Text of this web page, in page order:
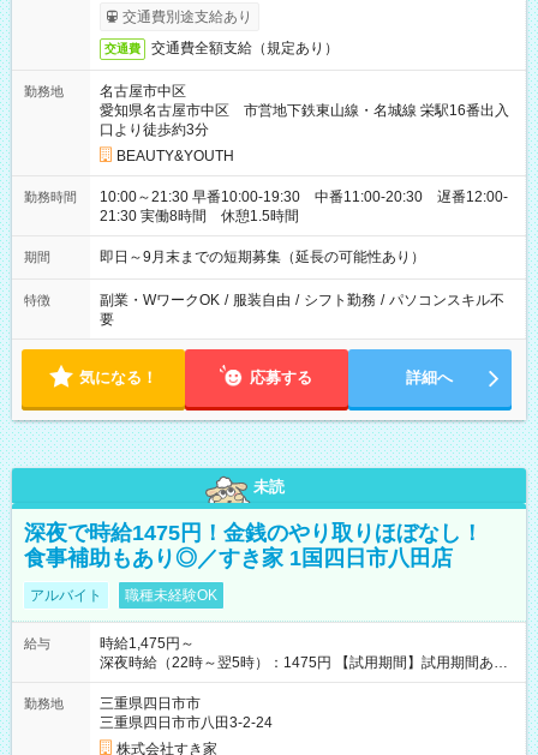
あり）交通費別途支給あり
交通費 交通費全額支給（規定あり）
勤務地
名古屋市中区
愛知県名古屋市中区 市営地下鉄東山線・名城線 栄駅16番出入
口より徒歩約3分
BEAUTY&YOUTH
勤務時間
10:00～21:30 早番10:00-19:30 中番11:00-20:30 遅番12:00-
21:30 実働8時間 休憩1.5時間
期間 即日～9月末までの短期募集（延長の可能性あり）
特徴 副業・WワークOK / 服装自由 / シフト勤務 / パソコンスキル不
要
気になる！ 応募する 詳細へ
未読
深夜で時給1475円！金銭のやり取りほぼなし！
食事補助もあり◎／すき家 1国四日市八田店
アルバイト 職種未経験OK
給与
時給1,475円～
深夜時給（22時～翌5時）：1475円 【試用期間】試用期間あり
試用期間の長さ：1ヶ月 雇用形態、給与は本採用時と同じです。
試用期間の実態は30日（※条件変更なし）ですが、切り上げで
一ヶ月とさせていただきます。 研修制度あり：15時間(研修中も
同時給）
勤務地
三重県四日市市
三重県四日市市八田3-2-24
株式会社すき家